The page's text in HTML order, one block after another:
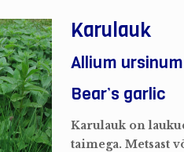
Karulauk
Allium ursinum
Bear’s garlic
Karulauk on
taimega. Metsast